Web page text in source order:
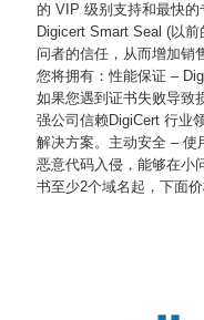
的 VIP 级别支持和最快的
Digicert Smart Seal (以
问者的信任，从而增加销
您将拥有：性能保证 –
如果您遇到证书失败导致
强公司信赖DigiCert 行业
解决方案。 主动安全 – 使
恶意代码入侵，能够在小
书至少2个域名起，下面